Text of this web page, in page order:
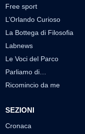
Free sport
L’Orlando Curioso
La Bottega di Filosofia
Labnews
Le Voci del Parco
Parliamo di…
Ricomincio da me
SEZIONI
Cronaca